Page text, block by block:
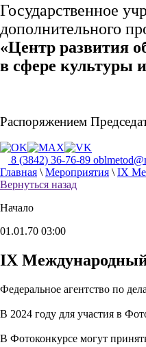
Государственное
дополнительного
«Центр развития
в сфере культуры
Распоряжением
8 (3842) 36-76-89
Главная \ Мероприятия \ IX
Вернуться назад
Начало
01.01.70 03:00
IX Международный
Федеральное агентство по
В 2024 году для участия в
В Фотоконкурсе могут